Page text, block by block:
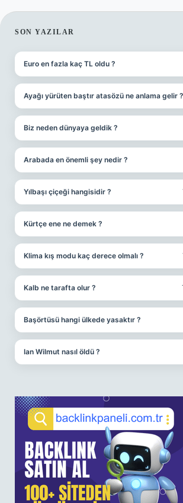
SIDEBAR
SON YAZILAR
Euro en fazla kaç TL oldu ?
Ayağı yürüten baştır atasözü ne anlama gelir ?
Biz neden dünyaya geldik ?
Arabada en önemli şey nedir ?
Yılbaşı çiçeği hangisidir ?
Kürtçe ene ne demek ?
Klima kış modu kaç derece olmalı ?
Kalb ne tarafta olur ?
Başörtüsü hangi ülkede yasaktır ?
Ian Wilmut nasıl öldü ?